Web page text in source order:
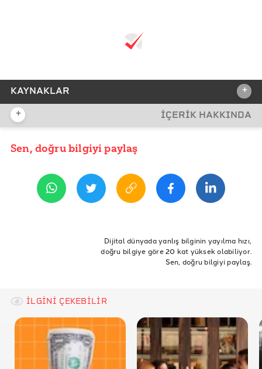
KAYNAKLAR +
REFERANSLAR
TÜİK Tüketici Fiyat Endeksi Mart 2021
+ İÇERİK HAKKINDA
YAYIN TARİHİ
GÜNCELLEMELER
Fiyat Artışı
tablet
Sen, doğru bilgiyi paylaş
Dijital dünyada yanlış bilginin yayılma hızı,
doğru bilgiye göre 20 kat yüksek olabiliyor.
Sen, doğru bilgiyi paylaş.
İLGİNİ ÇEKEBİLİR